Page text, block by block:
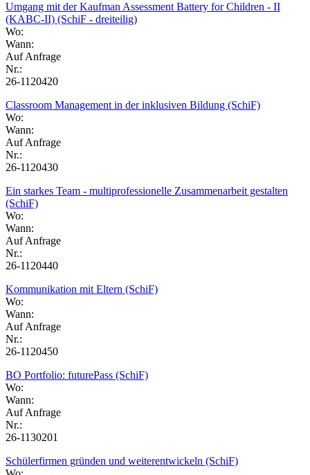
Umgang mit der Kaufman Assessment Battery for Children - II
(KABC-II) (SchiF - dreiteilig)
Wo:
Wann:
Auf Anfrage
Nr.:
26-1120420
Classroom Management in der inklusiven Bildung (SchiF)
Wo:
Wann:
Auf Anfrage
Nr.:
26-1120430
Ein starkes Team - multiprofessionelle Zusammenarbeit gestalten
(SchiF)
Wo:
Wann:
Auf Anfrage
Nr.:
26-1120440
Kommunikation mit Eltern (SchiF)
Wo:
Wann:
Auf Anfrage
Nr.:
26-1120450
BO Portfolio: futurePass (SchiF)
Wo:
Wann:
Auf Anfrage
Nr.:
26-1130201
Schülerfirmen gründen und weiterentwickeln (SchiF)